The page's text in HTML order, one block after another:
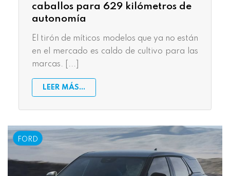
caballos para 629 kilómetros de
autonomía
El tirón de míticos modelos que ya no están
en el mercado es caldo de cultivo para las
marcas. [...]
LEER MÁS...
FORD